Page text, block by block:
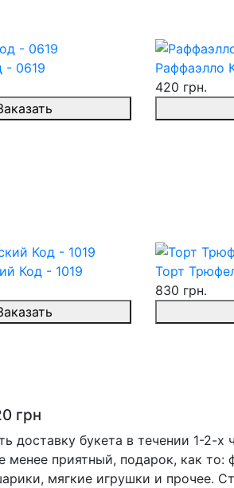
- 0619
Раффаэлло
420 грн.
Код - 1019
Торт
830 грн.
грн
доставку букета в течении 1-2-
приятный, подарок, как
мягкие игрушки и прочее.